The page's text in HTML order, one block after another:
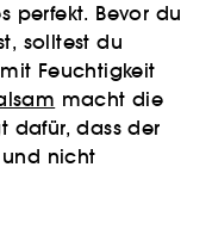
perfekt. Bevor du
solltest du
Feuchtigkeit
macht die
dafür, dass der
nicht